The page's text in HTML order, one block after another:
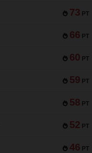
73 PT
66 PT
60 PT
59 PT
58 PT
52 PT
46 PT